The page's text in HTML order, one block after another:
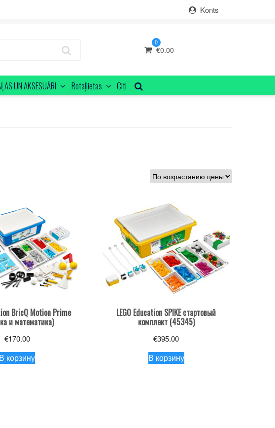
Konts
0
€0.00
UN AKSESUĀRI Rotaļlietas Citi
BricQ Motion Prime
и математика)
€170.00
В корзину
LEGO Education SPIKE стартовый
комплект (45345)
€395.00
В корзину